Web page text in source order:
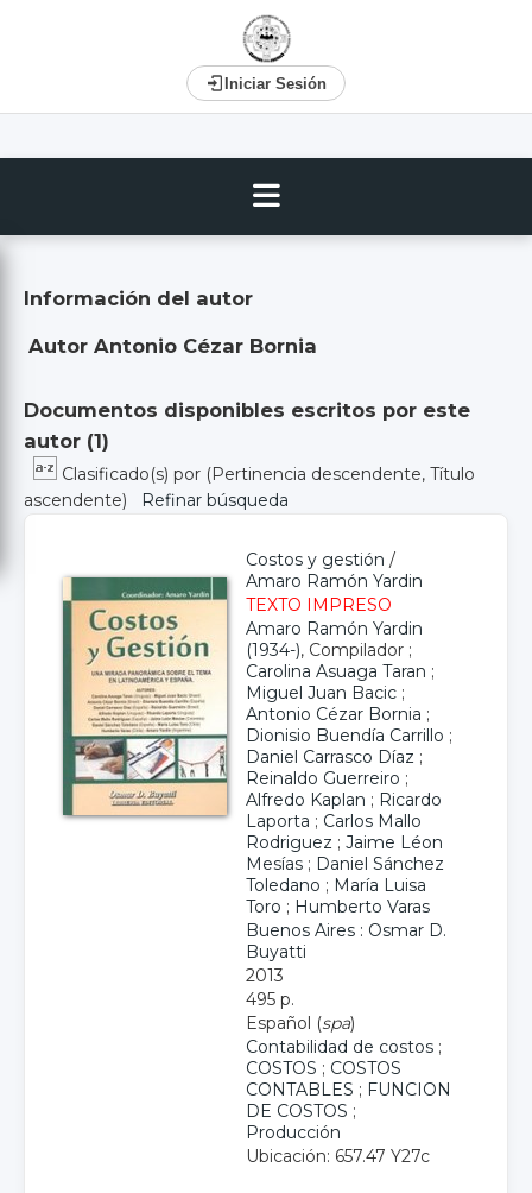
Iniciar Sesión
Información del autor
Autor Antonio Cézar Bornia
Documentos disponibles escritos por este
autor (1)
Clasificado(s) por (Pertinencia descendente, Título
ascendente)
Refinar búsqueda
Costos y gestión /
Amaro Ramón Yardin
TEXTO IMPRESO
Amaro Ramón Yardin
(1934-), Compilador ;
Carolina Asuaga Taran ;
Miguel Juan Bacic ;
Antonio Cézar Bornia ;
Dionisio Buendía Carrillo ;
Daniel Carrasco Díaz ;
Reinaldo Guerreiro ;
Alfredo Kaplan ; Ricardo
Laporta ; Carlos Mallo
Rodriguez ; Jaime Léon
Mesías ; Daniel Sánchez
Toledano ; María Luisa
Toro ; Humberto Varas
Buenos Aires : Osmar D.
Buyatti
2013
495 p.
Español (spa)
Contabilidad de costos ;
COSTOS ; COSTOS
CONTABLES ; FUNCION
DE COSTOS ;
Producción
Ubicación: 657.47 Y27c